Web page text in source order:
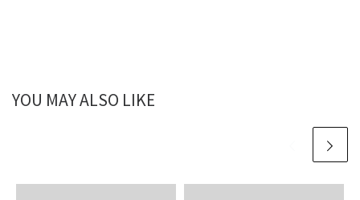
YOU MAY ALSO LIKE